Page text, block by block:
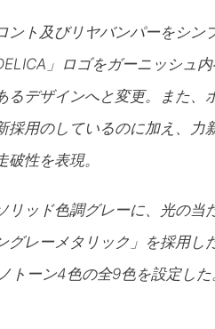
ント及びリヤバンパーをシン
」ロゴをガーニッシュ
るデザインへと変更。また
採用のしているのに加え、
性を表現。
リッド色調グレーに、光の
グレーメタリック」を採用
トーン4色の全9色を設定した